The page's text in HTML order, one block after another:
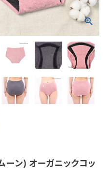
ン) オーガニックコッ